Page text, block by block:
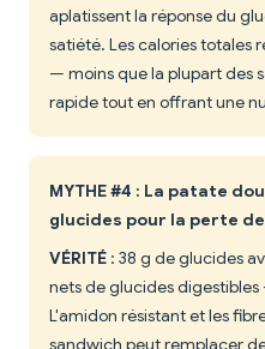
aplatissent la réponse du
satiété. Les calories totales
— moins que la plupart des
rapide tout en offrant une
MYTHE #4 : La patate
glucides pour la perte
VÉRITÉ : 38 g de glucides
nets de glucides
L'amidon résistant et les
sandwich peut remplacer